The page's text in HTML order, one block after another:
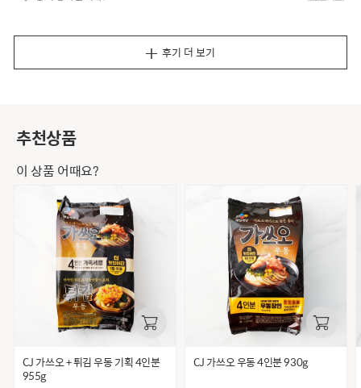
후기 더 보기
추천상품
이 상품 어때요?
CJ 가쓰오 + 튀김 우동 기획 4인분
955g
CJ 가쓰오 우동 4인분 930g